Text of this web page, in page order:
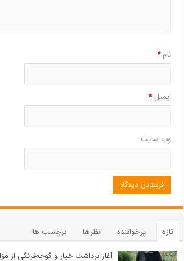
نام*
ایمیل*
وب‌ سایت
تازه پرخواننده نظرها
برچسب ها
آغاز برداشت خیار و گوجه‌فرنگی از